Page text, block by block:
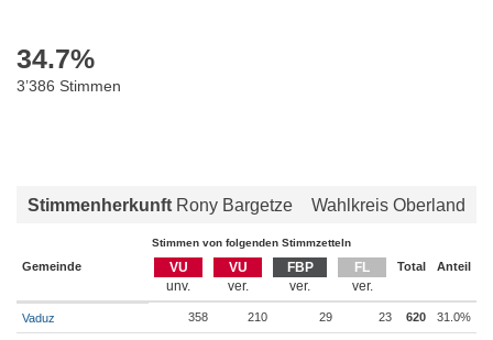
34.7%
3’386 Stimmen
Stimmenherkunft Rony Bargetze Wahlkreis Oberland
Stimmen von folgenden Stimmzetteln
Gemeinde VU VU FBP FL Total Anteil
Vaduz 358 210 29 23 620 31.0%